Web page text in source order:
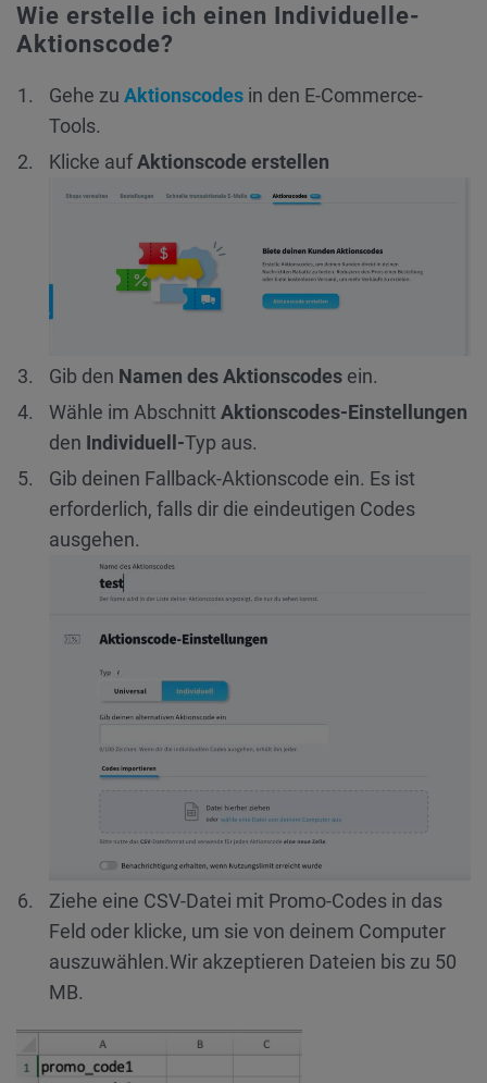
Wie erstelle ich einen Individuelle-
Aktionscode?
Gehe zu Aktionscodes in den E-Commerce-
Tools.
Klicke aufAktionscode erstellen
Gib den Namen des Aktionscodes ein.
Wähle im Abschnitt Aktionscodes-Einstellungen
den Individuell-Typ aus.
Gib deinen Fallback-Aktionscode ein. Es ist
erforderlich, falls dir die eindeutigen Codes
ausgehen.
Ziehe eine CSV-Datei mit Promo-Codes in das
Feld oder klicke, um sie von deinem Computer
auszuwählen.Wir akzeptieren Dateien bis zu 50
MB.